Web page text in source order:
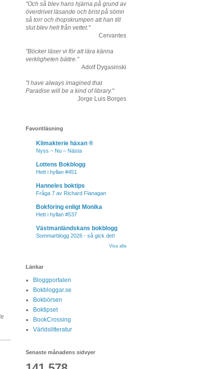
"Och så blev hans hjärna på grund av
överdrivet läsande och brist på sömn
så torr och ihopskrumpen att han till
slut blev helt från vettet."
Cervantes
"Böcker läser vi för att lära känna
verkligheten bättre."
Adolf Dygasinski
"I have always imagined that
Paradise will be a kind of library."
Jorge Luis Borges
Favoritläsning
Klimakterie häxan ®
Nyss – Nu – Nästa
Lottens Bokblogg
Hett i hyllan #451
Hanneles boktips
Fråga 7 av Richard Flanagan
Bokföring enligt Monika
Hett i hyllan #537
Västmanländskans bokblogg
Sommarblogg 2026 - så gick det!
Visa alla
Länkar
Bloggportalen
Bokbloggar.se
Bokbörsen
Boktipset
BookCrossing
Världslitteratur
Senaste månadens sidvyer